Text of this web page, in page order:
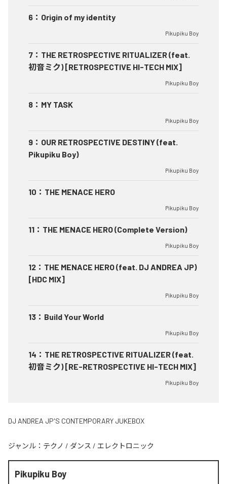
6 ： Origin of my identity
Pikupiku Boy
7 ： THE RETROSPECTIVE RITUALIZER (feat.
初音ミク) [RETROSPECTIVE HI-TECH MIX]
Pikupiku Boy
8 ： MY TASK
Pikupiku Boy
9 ： OUR RETROSPECTIVE DESTINY (feat.
Pikupiku Boy)
Pikupiku Boy
10 ： THE MENACE HERO
Pikupiku Boy
11 ： THE MENACE HERO (Complete Version)
Pikupiku Boy
12 ： THE MENACE HERO (feat. DJ ANDREA JP)
[HDC MIX]
Pikupiku Boy
13 ： Build Your World
Pikupiku Boy
14 ： THE RETROSPECTIVE RITUALIZER (feat.
初音ミク) [RE-RETROSPECTIVE HI-TECH MIX]
Pikupiku Boy
DJ ANDREA JP'S CONTEMPORARY JUKEBOX
ジャンル： テクノ / ダンス / エレクトロニック
Pikupiku Boy